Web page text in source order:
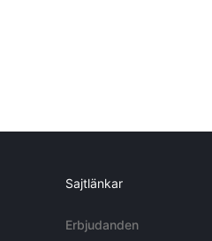
Sajtlänkar
Erbjudanden